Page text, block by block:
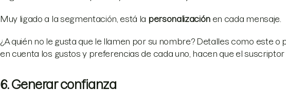
Muy ligado a la segmentación, está la personalización en cada mensaje.
¿A quién no le gusta que le llamen por su nombre? Detalles como este
en cuenta los gustos y preferencias de cada uno, hacen que el
6. Generar confianza